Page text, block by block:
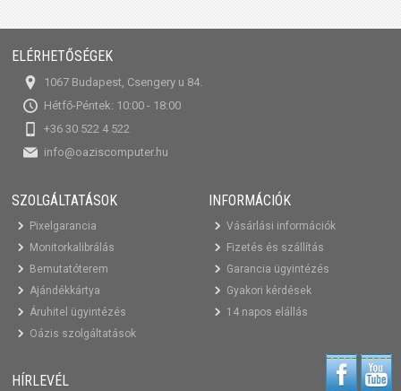
ELÉRHETŐSÉGEK
1067 Budapest, Csengery u 84.
Hétfő-Péntek: 10:00 - 18:00
+36 30 522 4 522
info@oaziscomputer.hu
SZOLGÁLTATÁSOK
Pixelgarancia
Monitorkalibrálás
Bemutatóterem
Ajándékkártya
Áruhitel ügyintézés
Oázis szolgáltatások
INFORMÁCIÓK
Vásárlási információk
Fizetés és szállítás
Garancia ügyintézés
Gyakori kérdések
14 napos elállás
HÍRLEVÉL